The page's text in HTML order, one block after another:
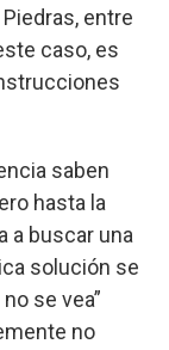
entre
caso, es
saben
hasta la
a buscar una
solución se
se vea”
no